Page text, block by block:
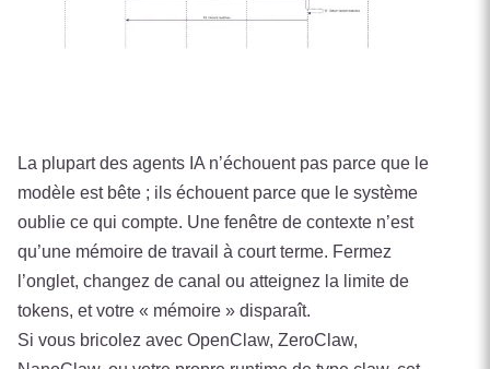
La plupart des agents IA n’échouent pas parce que le
modèle est bête ; ils échouent parce que le système
oublie ce qui compte. Une fenêtre de contexte n’est
qu’une mémoire de travail à court terme. Fermez
l’onglet, changez de canal ou atteignez la limite de
tokens, et votre « mémoire » disparaît.
Si vous bricolez avec OpenClaw, ZeroClaw,